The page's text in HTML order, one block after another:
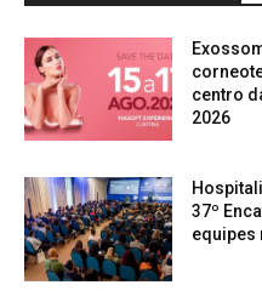
centro
2026
37º
equipes